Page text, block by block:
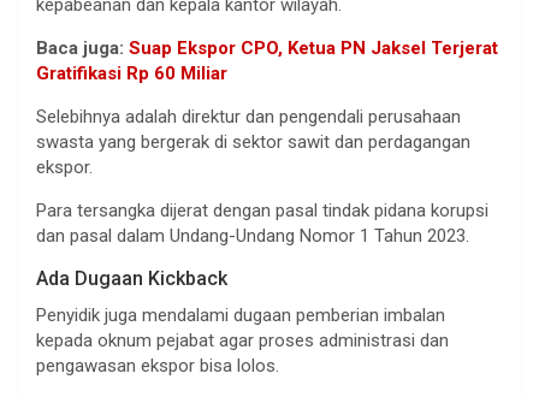
Baca juga: Suap Ekspor CPO, Ketua PN Jaksel Terjerat
Gratifikasi Rp 60 Miliar
Selebihnya adalah direktur dan pengendali perusahaan
swasta yang bergerak di sektor sawit dan perdagangan
ekspor.
Para tersangka dijerat dengan pasal tindak pidana korupsi
dan pasal dalam Undang-Undang Nomor 1 Tahun 2023.
Ada Dugaan Kickback
Penyidik juga mendalami dugaan pemberian imbalan
kepada oknum pejabat agar proses administrasi dan
pengawasan ekspor bisa lolos.